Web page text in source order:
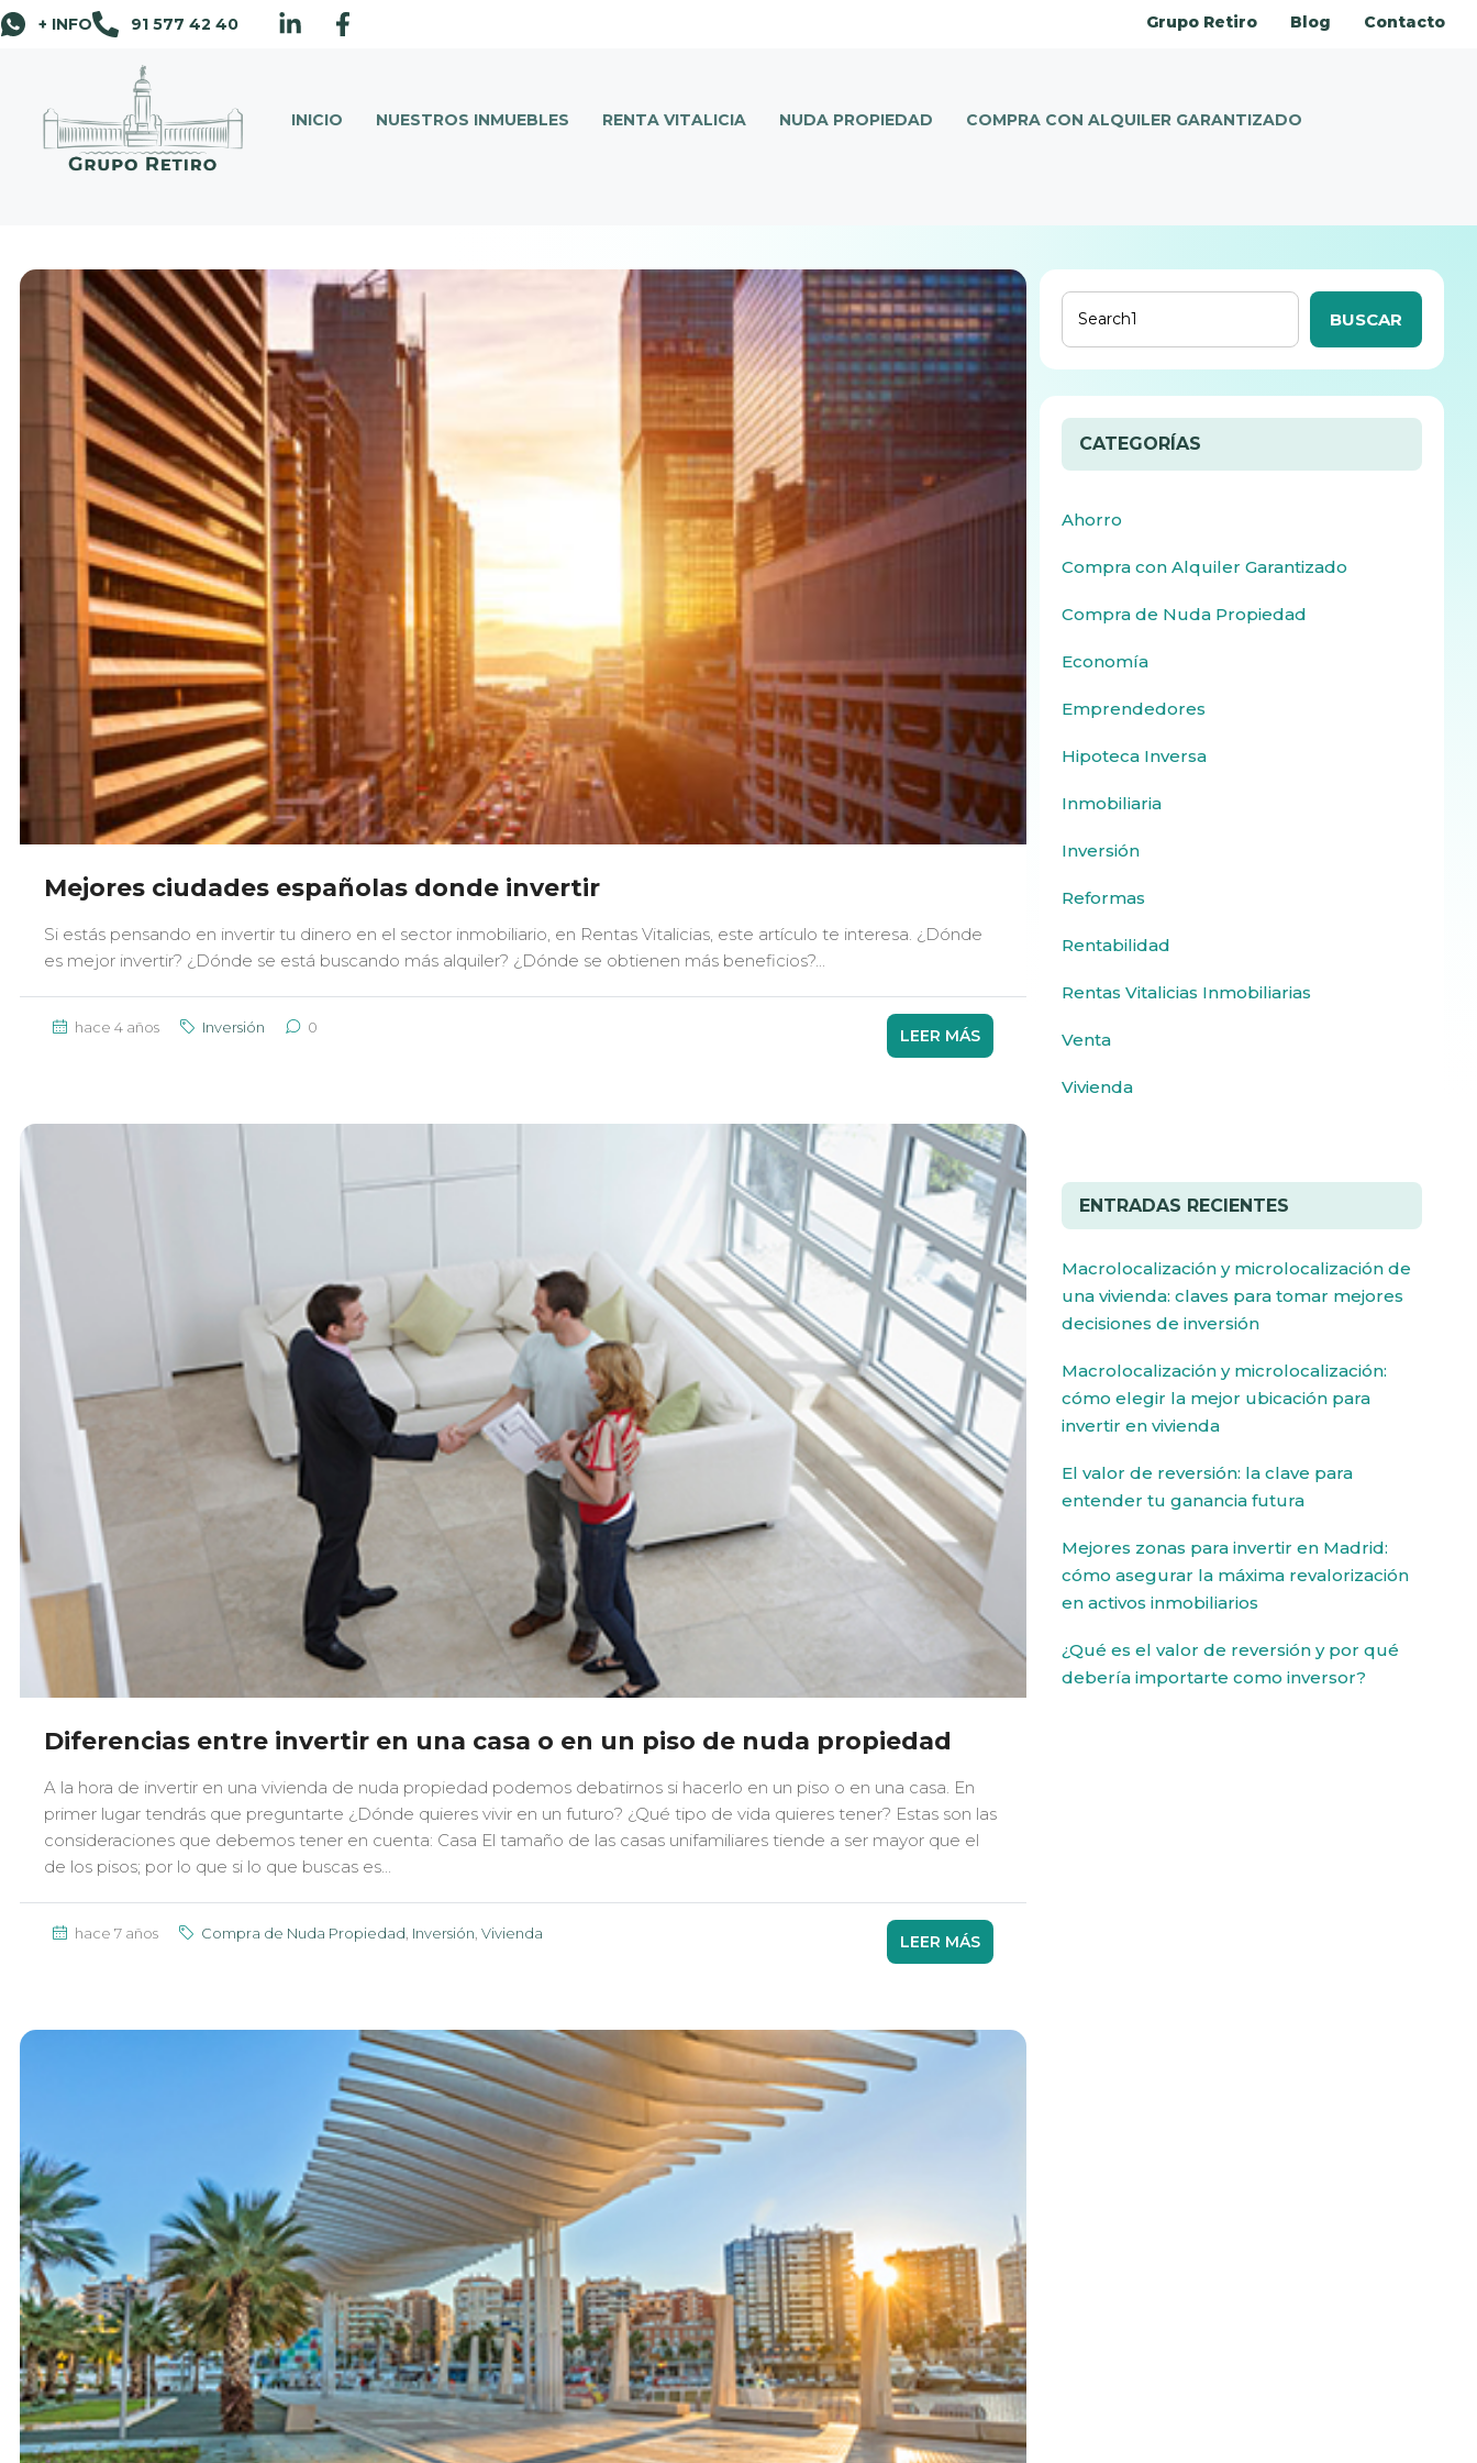
+ INFO 91 577 42 40 Grupo Retiro Blog Contacto
INICIO NUESTROS INMUEBLES RENTA VITALICIA NUDA PROPIEDAD COMPRA CON ALQUILER GARANTIZADO
Mejores ciudades españolas donde invertir
Si estás pensando en invertir tu dinero en el sector inmobiliario, en Rentas Vitalicias, este artículo te interesa. ¿Dónde
es mejor invertir? ¿Dónde se está buscando más alquiler? ¿Dónde se obtienen más beneficios?...
hace 4 años Inversión 0 LEER MÁS
Diferencias entre invertir en una casa o en un piso de nuda propiedad
A la hora de invertir en una vivienda de nuda propiedad podemos debatirnos si hacerlo en un piso o en una casa. En
primer lugar tendrás que preguntarte ¿Dónde quieres vivir en un futuro? ¿Qué tipo de vida quieres tener? Estas son las
consideraciones que debemos tener en cuenta: Casa El tamaño de las casas unifamiliares tiende a ser mayor que el
de los pisos; por lo que si lo que buscas es...
hace 7 años Compra de Nuda Propiedad Inversión Vivienda LEER MÁS
BUSCAR
CATEGORÍAS
Ahorro
Compra con Alquiler Garantizado
Compra de Nuda Propiedad
Economía
Emprendedores
Hipoteca Inversa
Inmobiliaria
Inversión
Reformas
Rentabilidad
Rentas Vitalicias Inmobiliarias
Venta
Vivienda
ENTRADAS RECIENTES
Macrolocalización y microlocalización de
una vivienda: claves para tomar mejores
decisiones de inversión
Macrolocalización y microlocalización:
cómo elegir la mejor ubicación para
invertir en vivienda
El valor de reversión: la clave para
entender tu ganancia futura
Mejores zonas para invertir en Madrid:
cómo asegurar la máxima revalorización
en activos inmobiliarios
¿Qué es el valor de reversión y por qué
debería importarte como inversor?